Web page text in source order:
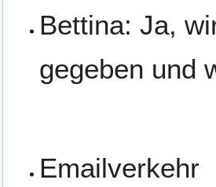
Bettina: Ja,
gegeben und
Emailverkehr